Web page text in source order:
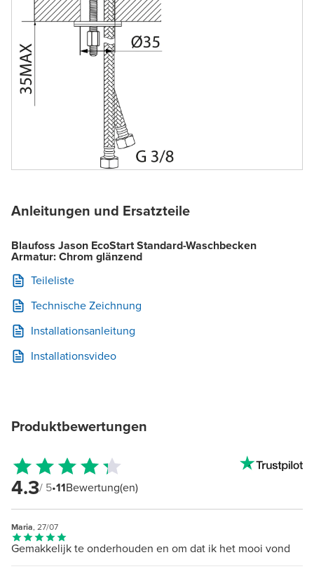
Anleitungen und Ersatzteile
Blaufoss Jason EcoStart Standard-Waschbecken
Armatur: Chrom glänzend
Teileliste
Technische Zeichnung
Installationsanleitung
Installationsvideo
Produktbewertungen
4.3/ 5•11Bewertung(en)
Maria, 27/07
Gemakkelijk te onderhouden en om dat ik het mooi vond